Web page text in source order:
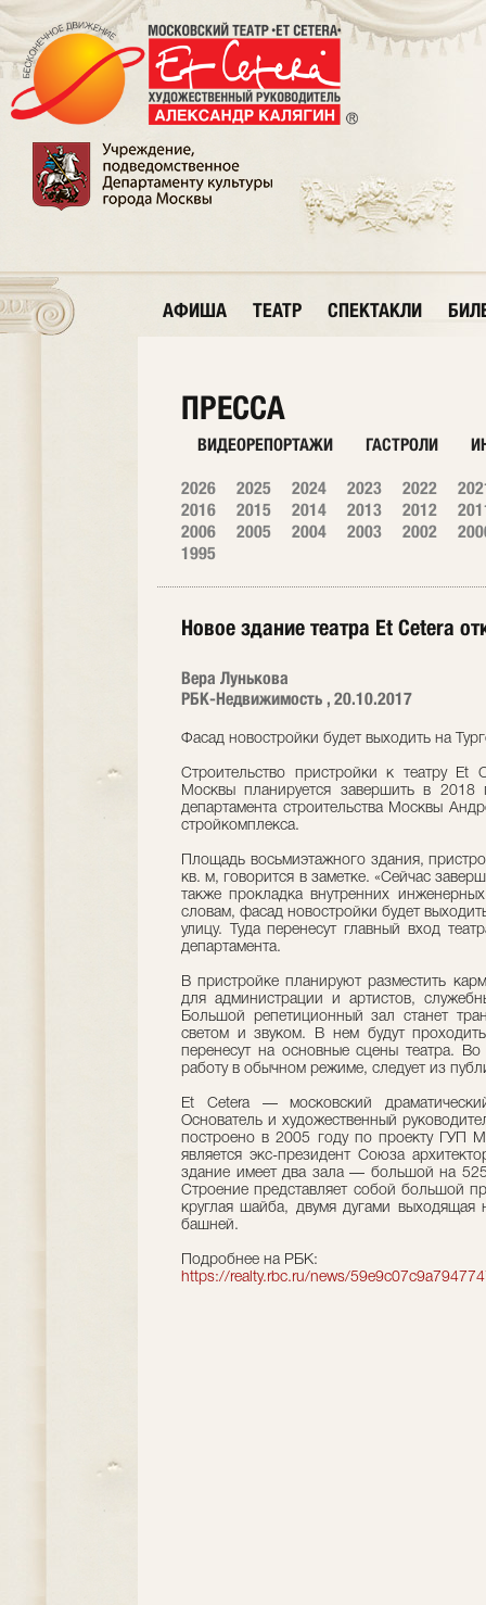
АФИША ТЕАТР СПЕКТАКЛИ
ПРЕССА
ВИДЕОРЕПОРТАЖИ ГАСТРОЛИ
2026 2025 2024 2023 2022
2016
2015 2014 2013 2012
2006
2005 2004 2003 2002
1995
Новое здание театра Et Cetera
Вера Лунькова
РБК-Недвижимость , 20.10.2017
Фасад новостройки будет выходить на
Строительство пристройки к театру
Москвы планируется завершить в 2018
департамента строительства Москвы
стройкомплекса.
Площадь восьмиэтажного здания,
кв. м, говорится в заметке. «Сейчас
также прокладка внутренних
словам, фасад новостройки будет
улицу. Туда перенесут главный вход
департамента.
В пристройке планируют разместить
для администрации и артистов,
Большой репетиционный зал станет
светом и звуком. В нем будут
перенесут на основные сцены театра. Во
работу в обычном режиме, следует из
Et Cetera — московский
Основатель и художественный
построено в 2005 году по проекту ГУП
является экс-президент Союза
здание имеет два зала — большой на
Строение представляет собой большой
круглая шайба, двумя дугами
башней.
Подробнее на РБК:
https://realty.rbc.ru/news/